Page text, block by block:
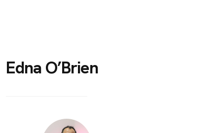
Edna O’Brien